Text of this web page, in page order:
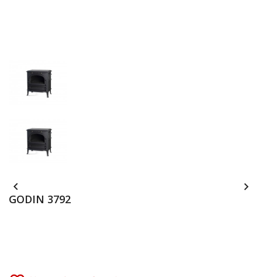


GODIN 3792